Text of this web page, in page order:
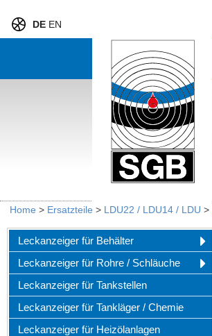
DE EN
Home > Ersatzteile > LDU22 / LDU14 / LDU >
Leckanzeiger für Behälter
Leckanzeiger für Rohre / Schläuche
Leckanzeiger für Tankstellen
Leckanzeiger für Tankläger / Chemie
Leckanzeiger für Heizölanlagen